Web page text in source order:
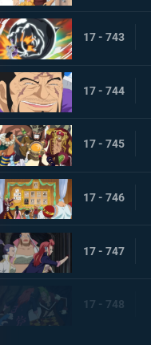
17 - 743
17 - 744
17 - 745
17 - 746
17 - 747
17 - 748